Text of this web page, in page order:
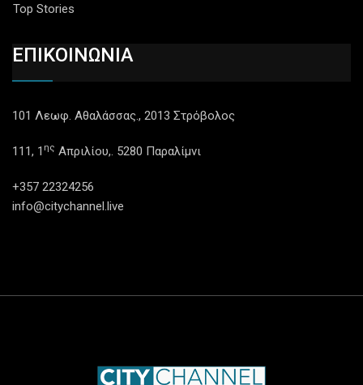
Top Stories
ΕΠΙΚΟΙΝΩΝΙΑ
101 Λεωφ. Αθαλάσσας., 2013 Στρόβολος
111, 1 ης Απριλίου,. 5280 Παραλίμνι
+357 22324256
info@citychannel.live